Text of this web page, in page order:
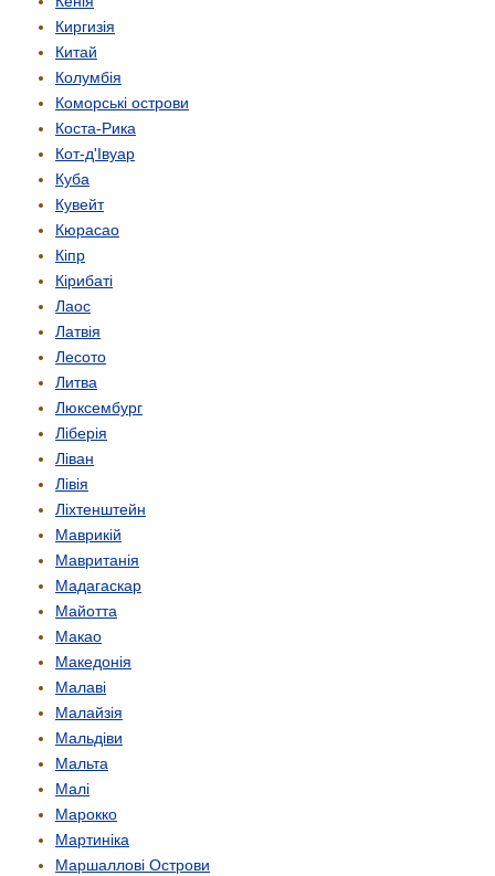
Киргизія
Китай
Колумбія
Коморські острови
Коста-Рика
Кот-д'Івуар
Куба
Кувейт
Кюрасао
Кіпр
Кірибаті
Лаос
Латвія
Лесото
Литва
Люксембург
Ліберія
Ліван
Лівія
Ліхтенштейн
Маврикій
Мавританія
Мадагаскар
Майотта
Макао
Македонія
Малаві
Малайзія
Мальдіви
Мальта
Малі
Марокко
Мартиніка
Маршаллові Острови